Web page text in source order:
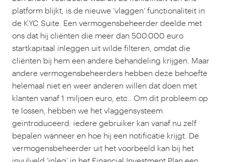
platform blijkt, is de nieuwe ‘vlaggen’ functionaliteit in
de KYC Suite. Een vermogensbeheerder deelde met
ons dat hij cliënten die meer dan 500 000 euro
startkapitaal inleggen uit wilde filteren, omdat die
cliënten bij hem een andere behandeling krijgen. Maar
andere vermogensbeheerders hebben deze behoefte
helemaal niet en weer anderen willen dat doen met
klanten vanaf 1 miljoen euro, etc.. Om dit probleem op
te lossen, hebben we het vlaggensysteem
geïntroduceerd: iedere gebruiker kan vanaf nu zelf
bepalen wanneer en hoe hij een notificatie krijgt. De
vermogensbeheerder uit het voorbeeld kan bij het